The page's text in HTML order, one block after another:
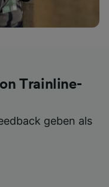
Trainline-
geben als